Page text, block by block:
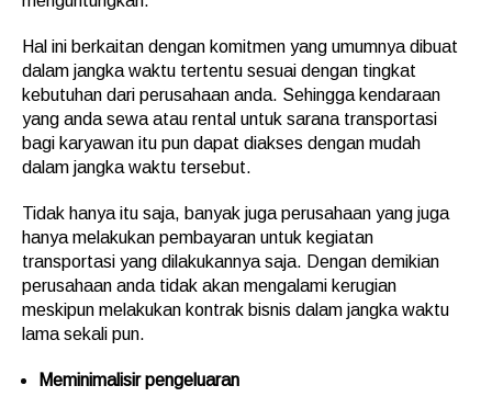
Hal ini berkaitan dengan komitmen yang umumnya dibuat
dalam jangka waktu tertentu sesuai dengan tingkat
kebutuhan dari perusahaan anda. Sehingga kendaraan
yang anda sewa atau rental untuk sarana transportasi
bagi karyawan itu pun dapat diakses dengan mudah
dalam jangka waktu tersebut.
Tidak hanya itu saja, banyak juga perusahaan yang juga
hanya melakukan pembayaran untuk kegiatan
transportasi yang dilakukannya saja. Dengan demikian
perusahaan anda tidak akan mengalami kerugian
meskipun melakukan kontrak bisnis dalam jangka waktu
lama sekali pun.
Meminimalisir pengeluaran